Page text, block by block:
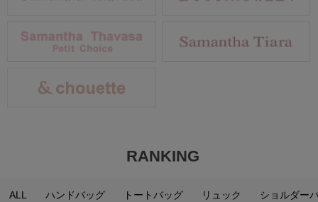
RANKING
ALL ハンドバッグ トートバッグ リュック ショルダー